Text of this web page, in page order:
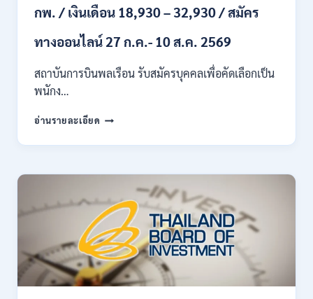
13
25
สิงหาคม
2569
กพ. / เงินเดือน 18,930 – 32,930 / สมัคร
ทางออนไลน์ 27 ก.ค.- 10 ส.ค. 2569
สถาบันการบินพลเรือน รับสมัครบุคคลเพื่อคัดเลือกเป็น
พนักง…
อ่านรายละเอียด สถาบัน
บิน
เปิด
สมัคร
บุคคล
เพื่อ
เป็น
พนักงาน
11
อัตรา